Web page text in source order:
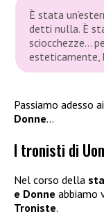
È stata
detti nulla. È
sciocchezze…
esteticamente,
Passiamo adesso ai
Donne…
I tronisti di
Nel corso della
e Donne abbiamo
Troniste.